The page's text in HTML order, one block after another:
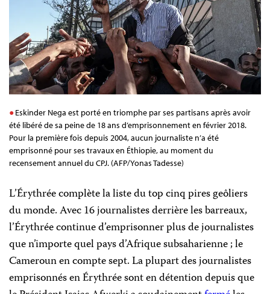
Eskinder Nega est porté en triomphe par ses partisans après avoir
été libéré de sa peine de 18 ans d’emprisonnement en février 2018.
Pour la première fois depuis 2004, aucun journaliste n’a été
emprisonné pour ses travaux en Éthiopie, au moment du
recensement annuel du CPJ. (AFP/Yonas Tadesse)
L’Érythrée complète la liste du top cinq pires geôliers
du monde. Avec 16 journalistes derrière les barreaux,
l’Érythrée continue d’emprisonner plus de journalistes
que n’importe quel pays d’Afrique subsaharienne ; le
Cameroun en compte sept. La plupart des journalistes
emprisonnés en Érythrée sont en détention depuis que